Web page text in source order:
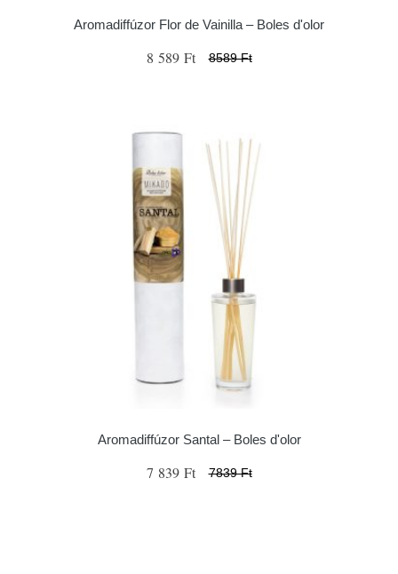
Aromadiffúzor Flor de Vainilla – Boles d'olor
8 589 Ft 8589 Ft
Aromadiffúzor Santal – Boles d'olor
7 839 Ft 7839 Ft